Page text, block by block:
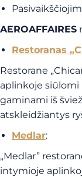
AEROAFFAIRES
Restoranas
Restorane
aplinkoje siūlomi
gaminami iš
atskleidžiantys
Medlar:
„Medlar”
intymioje